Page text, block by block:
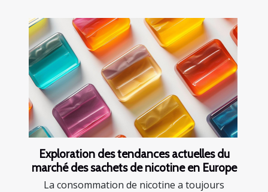
Exploration des tendances actuelles du
marché des sachets de nicotine en Europe
La consommation de nicotine a toujours